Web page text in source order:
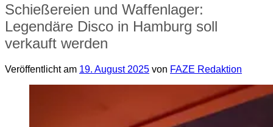
Schießereien und Waffenlager:
Legendäre Disco in Hamburg soll
verkauft werden
Veröffentlicht am 19. August 2025 von FAZE Redaktion